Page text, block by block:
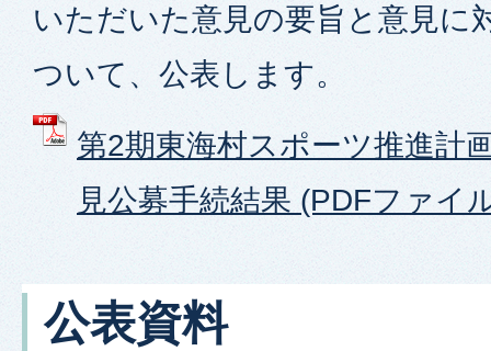
いただいた意見の要旨と意見に
ついて、公表します。
第2期東海村スポーツ推進計
見公募手続結果 (PDFファイ
公表資料